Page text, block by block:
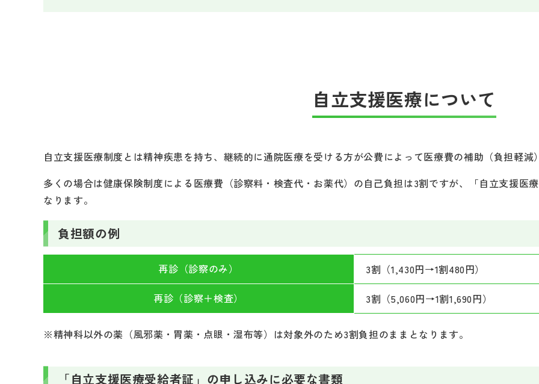
自立支援医療について
自立支援医療制度とは精神疾患を持ち、継続的に通院医療を受ける方が公費によって医療費の補助（負担軽
多くの場合は健康保険制度による医療費（診察料・検査代・お薬代）の自己負担は3割ですが、「自立支援医
なります。
負担額の例
再診 （診察のみ）
3割（1,430円→1割480円）
再診 （診察＋検査） 3割（5,060円→1割1,690円）
※精神科以外の薬（風邪薬・胃薬・点眼・湿布等）は対象外のため3割負担のままとなります。
「自立支援医療受給者証」の申し込みに必要な書類